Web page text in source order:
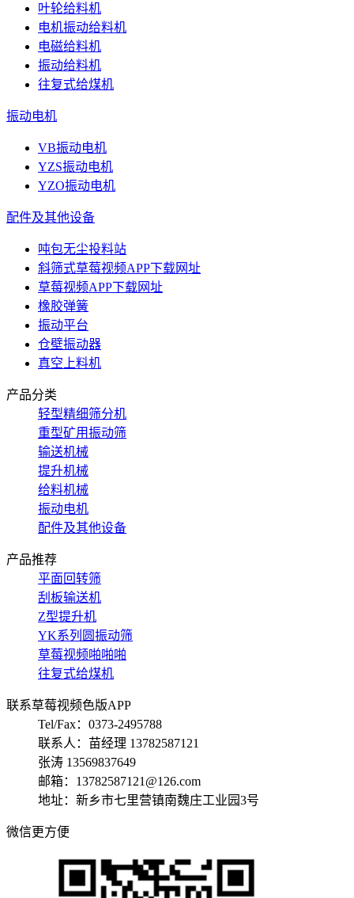
叶轮给料机
电机振动给料机
电磁给料机
振动给料机
往复式给煤机
振动电机
VB振动电机
YZS振动电机
YZO振动电机
配件及其他设备
吨包无尘投料站
斜筛式草莓视频APP下载网址
草莓视频APP下载网址
橡胶弹簧
振动平台
仓壁振动器
真空上料机
产品分类
轻型精细筛分机
重型矿用振动筛
输送机械
提升机械
给料机械
振动电机
配件及其他设备
产品推荐
平面回转筛
刮板输送机
Z型提升机
YK系列圆振动筛
草莓视频啪啪啪
往复式给煤机
联系草莓视频色版APP
Tel/Fax：0373-2495788
联系人：苗经理 13782587121
张涛 13569837649
邮箱：13782587121@126.com
地址：新乡市七里营镇南魏庄工业园3号
微信更方便